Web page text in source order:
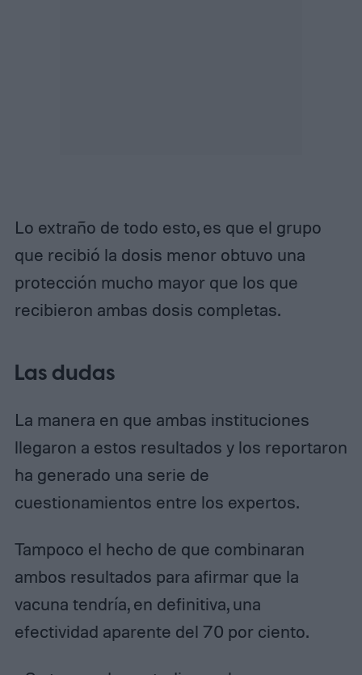
Lo extraño de todo esto, es que el grupo
que recibió la dosis menor obtuvo una
protección mucho mayor que los que
recibieron ambas dosis completas.
Las dudas
La manera en que ambas instituciones
llegaron a estos resultados y los reportaron
ha generado una serie de
cuestionamientos entre los expertos.
Tampoco el hecho de que combinaran
ambos resultados para afirmar que la
vacuna tendría, en definitiva, una
efectividad aparente del 70 por ciento.